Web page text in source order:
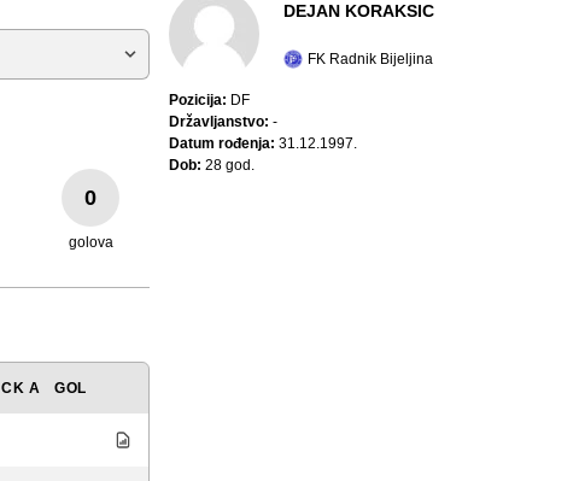
0
golova
CK A GOL
DEJAN KORAKSIC
FK Radnik Bijeljina
Pozicija: DF
Državljanstvo: -
Datum rođenja: 31.12.1997.
Dob: 28 god.